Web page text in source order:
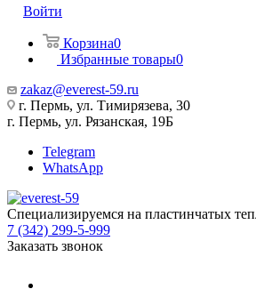
Войти
Корзина0
Избранные товары0
zakaz@everest-59.ru
г. Пермь, ул. Тимирязева, 30
г. Пермь, ул. Рязанская, 19Б
Telegram
WhatsApp
Специализируемся на пластинчатых
7 (342) 299-5-999
Заказать звонок